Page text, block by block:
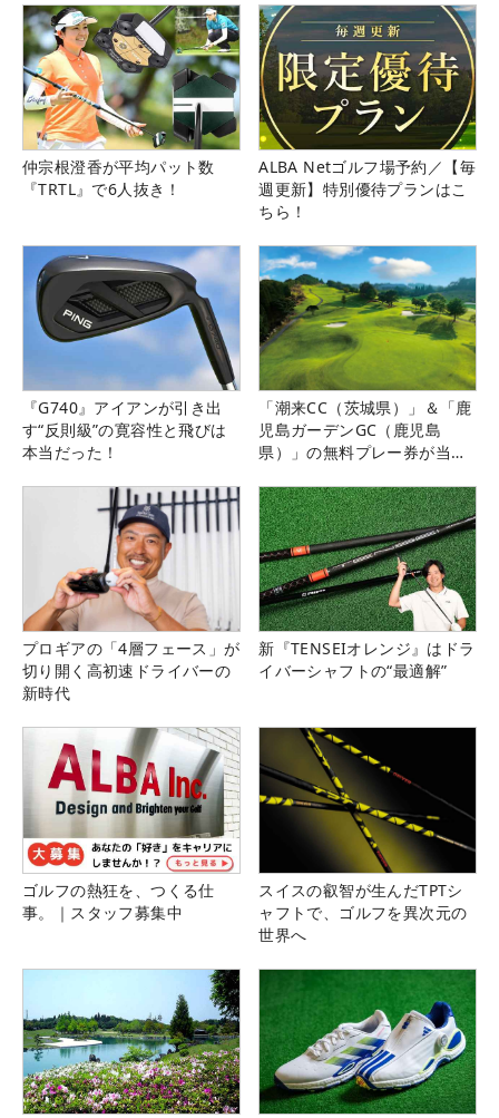
仲宗根澄香が平均パット数
『TRTL』で6人抜き！
ALBA Netゴルフ場予約／【毎
週更新】特別優待プランはこ
ちら！
『G740』アイアンが引き出
す“反則級”の寛容性と飛びは
本当だった！
「潮来CC（茨城県）」＆「鹿
児島ガーデンGC（鹿児島
県）」の無料プレー券が当た
プロギアの「4層フェース」が
切り開く高初速ドライバーの
新時代
新『TENSEIオレンジ』はドラ
イバーシャフトの“最適解”
ゴルフの熱狂を、つくる仕
事。｜スタッフ募集中
スイスの叡智が生んだTPTシ
ャフトで、ゴルフを異次元の
世界へ